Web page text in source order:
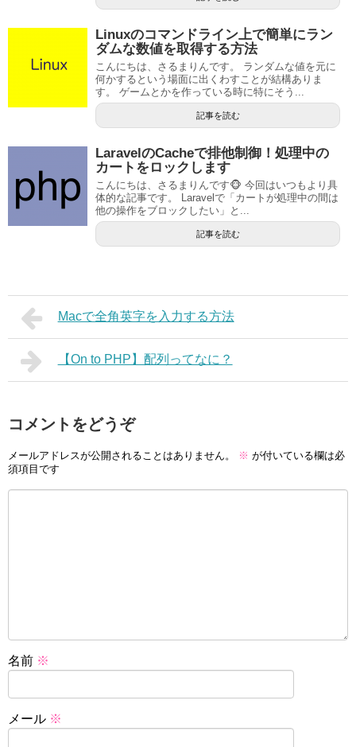
Linuxのコマンドライン上で簡単にラン
ダムな数値を取得する方法
こんにちは、さるまりんです。 ランダムな値を元に
何かするという場面に出くわすことが結構ありま
す。 ゲームとかを作っている時に特にそう...
記事を読む
LaravelのCacheで排他制御！処理中の
カートをロックします
こんにちは、さるまりんです🐵 今回はいつもより具
体的な記事です。 Laravelで「カートが処理中の間は
他の操作をブロックしたい」と...
記事を読む
Macで全角英字を入力する方法
【On to PHP】配列ってなに？
コメントをどうぞ
メールアドレスが公開されることはありません。 ※ が付いている欄は必
須項目です
名前 ※
メール ※